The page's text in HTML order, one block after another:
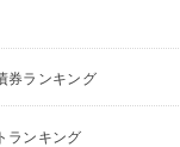
券ランキング
ランキング